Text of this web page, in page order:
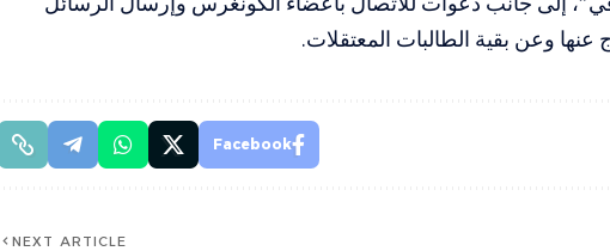
عنها وعن بقية الطالبات المعتقلات.
Facebook
NEXT ARTICLE